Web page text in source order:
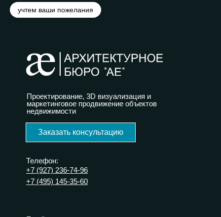
учтем ваши пожелания
Телефон:
+7 (927) 236-74-96
+7 (495) 145-35-60
Проектирование, 3D визуализация и
маркетинговое продвижение объектов
недвижимости
Заказать консультацию